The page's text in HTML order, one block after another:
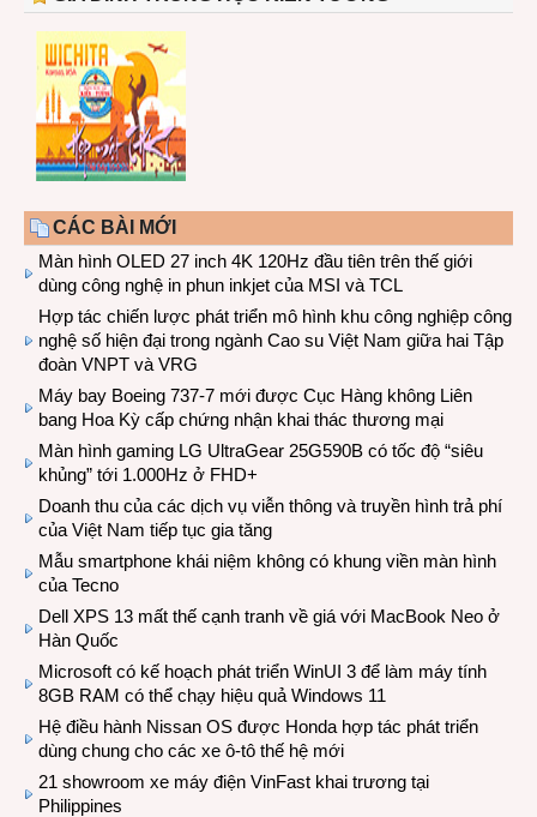
CÁC BÀI MỚI
Màn hình OLED 27 inch 4K 120Hz đầu tiên trên thế giới
dùng công nghệ in phun inkjet của MSI và TCL
Hợp tác chiến lược phát triển mô hình khu công nghiệp công
nghệ số hiện đại trong ngành Cao su Việt Nam giữa hai Tập
đoàn VNPT và VRG
Máy bay Boeing 737-7 mới được Cục Hàng không Liên
bang Hoa Kỳ cấp chứng nhận khai thác thương mại
Màn hình gaming LG UltraGear 25G590B có tốc độ “siêu
khủng” tới 1.000Hz ở FHD+
Doanh thu của các dịch vụ viễn thông và truyền hình trả phí
của Việt Nam tiếp tục gia tăng
Mẫu smartphone khái niệm không có khung viền màn hình
của Tecno
Dell XPS 13 mất thế cạnh tranh về giá với MacBook Neo ở
Hàn Quốc
Microsoft có kế hoạch phát triển WinUI 3 để làm máy tính
8GB RAM có thể chạy hiệu quả Windows 11
Hệ điều hành Nissan OS được Honda hợp tác phát triển
dùng chung cho các xe ô-tô thế hệ mới
21 showroom xe máy điện VinFast khai trương tại
Philippines